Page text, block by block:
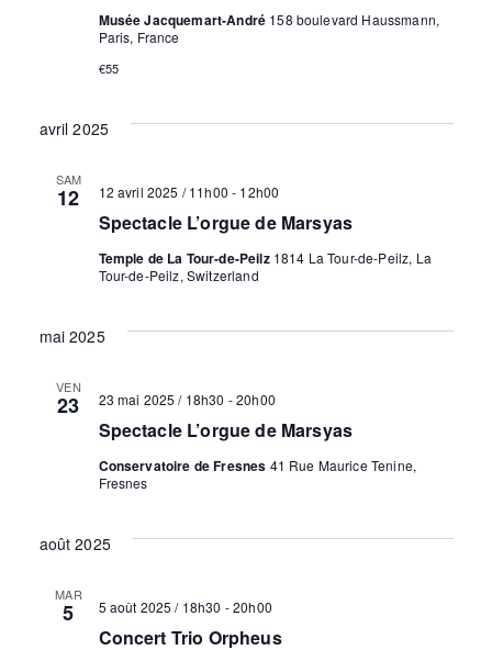
o
d
u
s
è
n
e
t
Musée Jacquemart-André 158 boulevard Haussmann,
Paris, France
€55
avril 2025
SAM
12
Spectacle L’orgue de Marsyas
12 avril 2025 / 11h00 - 12h00
Temple de La Tour-de-Peilz 1814 La Tour-de-Peilz, La
Tour-de-Peilz, Switzerland
mai 2025
VEN
23
Spectacle L’orgue de Marsyas
23 mai 2025 / 18h30 -20h00
Conservatoire de Fresnes 41 Rue Maurice Tenine,
Fresnes
août 2025
MAR
5
Concert Trio Orpheus
5 août 2025 / 18h30 -20h00